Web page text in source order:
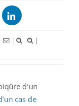
| |
|
d’un
cas de